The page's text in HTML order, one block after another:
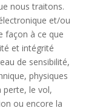
nous traitons.
et/ou
façon à ce que
et intégrité
de sensibilité,
physiques
perte, le vol,
ou encore la